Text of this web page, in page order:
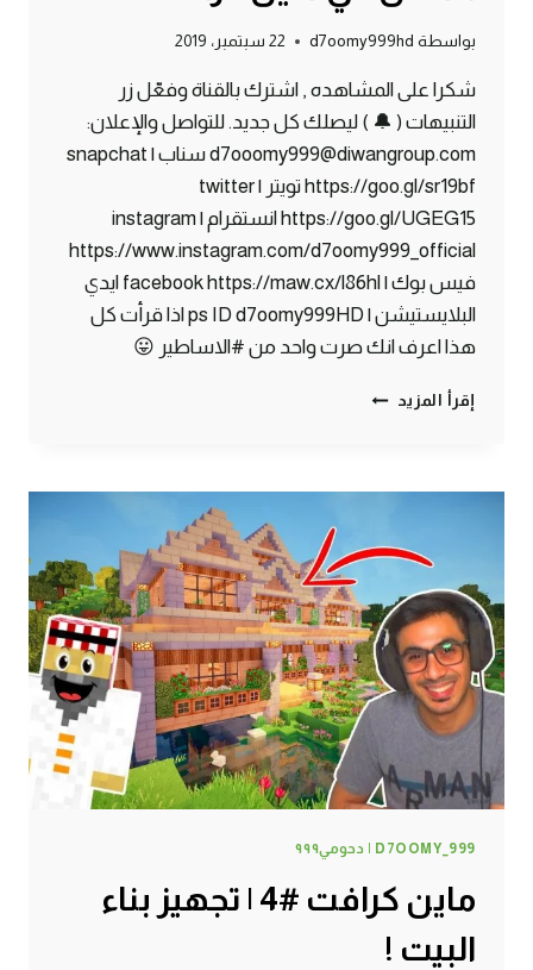
بواسطة d7oomy999hd 22 سبتمبر، 2019
شكرا على المشاهده , اشترك بالقناة وفعّل زر
التنبيهات ( 🔔 ) ليصلك كل جديد. للتواصل والإعلان:
d7ooomy999@diwangroup.com سناب | snapchat
https://goo.gl/sr19bf تويتر | twitter
https://goo.gl/UGEG15 انستقرام | instagram
https://www.instagram.com/d7oomy999_official
فيس بوك | facebook https://maw.cx/l86hl ايدي
البلايستيشن | ps ID d7oomy999HD اذا قرأت كل
هذا اعرف انك صرت واحد من #الاساطير 😛
إقرأ المزيد ماين
أكبر
الماس
ماين
كرافت
!
D7OOMY_999 | دحومي٩٩٩
ماين كرافت #4 | تجهيز بناء
البيت !